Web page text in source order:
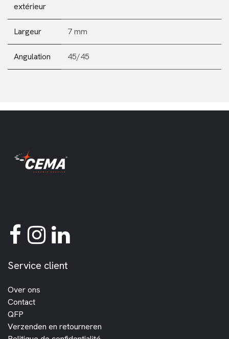
extérieur
Largeur 7 mm
Angulation 45/45
Service client
Over ons
Contact
QFP
Verzenden en retourneren